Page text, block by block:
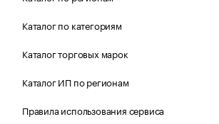
Каталог по категориям
Каталог торговых марок
Каталог ИП по регионам
Правила использования сервиса